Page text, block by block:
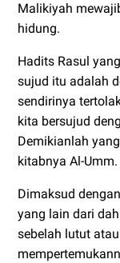
Malikiyah
hidung.
Hadits Rasul
sujud itu adalah
sendirinya
kita bersujud
Demikianlah
kitabnya Al-Umm.
Dimaksud
yang lain dari
sebelah lutut